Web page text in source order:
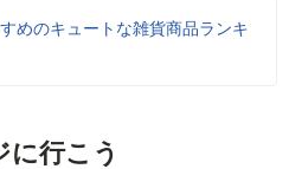
めのキュートな雑貨商品ランキ
行こう